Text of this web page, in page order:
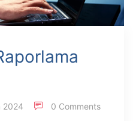
2024 0 Comments